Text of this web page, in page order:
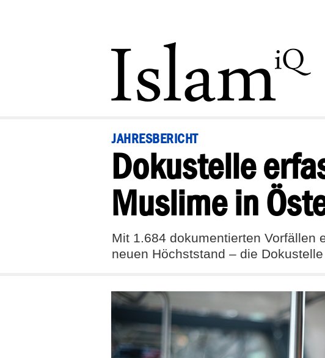
JAHRESBERICHT
Dokustelle
Muslime in
Mit 1.684 dokumentierten Vorfällen
neuen Höchststand – die